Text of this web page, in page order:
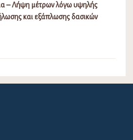
– Λήψη μέτρων λόγω υψηλής
και εξάπλωσης δασικών